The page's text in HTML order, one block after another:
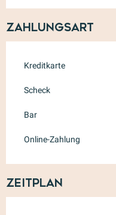
Zahlungsart
Kreditkarte
Scheck
Bar
Online-Zahlung
Zeitplan